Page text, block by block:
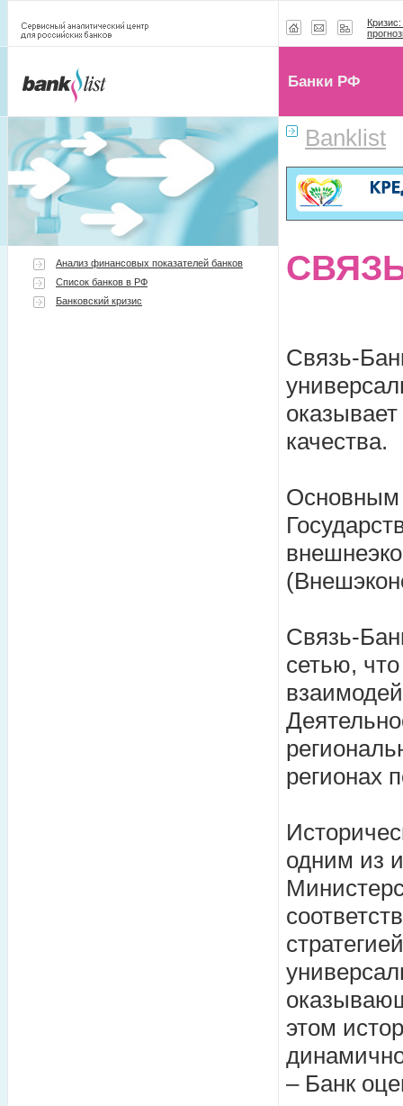
Банки РФ
Анализ финансовых показателей банков
Список банков в РФ
Банковский кризис
Banklist
Связь-
качества.
Основным
Связь-
сетью,
регионах
одним из
этом
– Банк